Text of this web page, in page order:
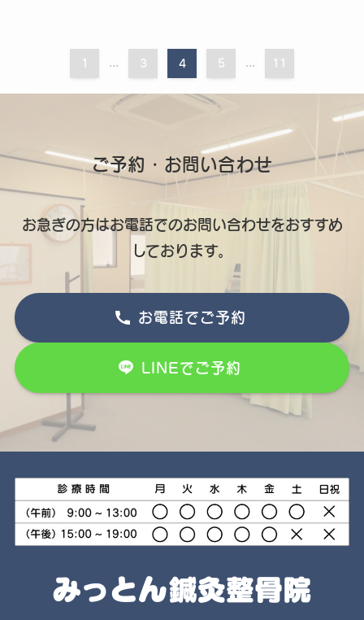
1 ... 3 4 5 ... 11
ご予約・お問い合わせ
お急ぎの方はお電話でのお問い合わせをおすすめ
しております。
お電話でご予約
LINEでご予約